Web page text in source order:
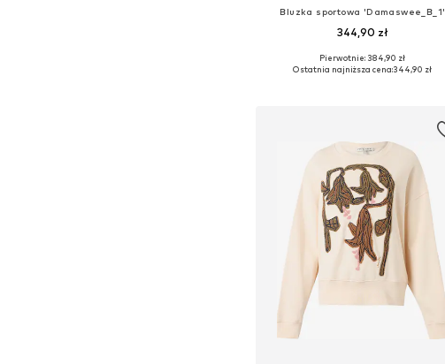
Bluzka sportowa 'Damaswee_B_1'
344,90 zł
Dostępne rozmiary: XS, S, M, L, XL
Pierwotnie: 384,90 zł
Ostatnia najniższa cena:344,90 zł